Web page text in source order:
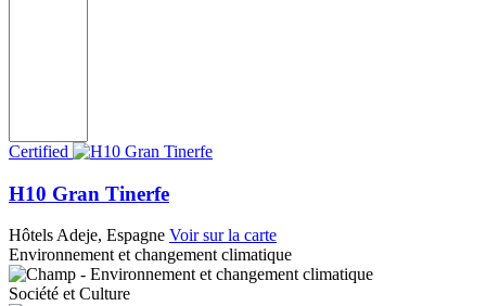
Certified
H10 Gran Tinerfe
Hôtels Adeje, Espagne Voir sur la carte
Environnement et changement climatique
Société et Culture